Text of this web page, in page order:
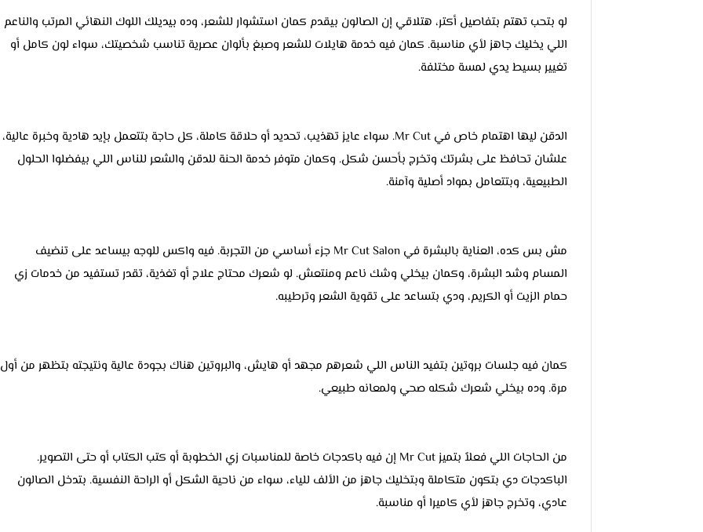
لو بتحب تهتم بتفاصيل أكتر، هتلاقي إن الصالون بيقدم كمان استشوار للشعر، وده بيديلك اللوك النهائي المرتب والناعم
اللي يخليك جاهز لأي مناسبة. كمان فيه خدمة هايلات للشعر وصبغ بألوان عصرية تناسب شخصيتك، سواء لون كامل أو
تغيير بسيط يدي لمسة مختلفة.
الدقن ليها اهتمام خاص في Mr Cut. سواء عايز تهذيب، تحديد أو حلاقة كاملة، كل حاجة بتتعمل بإيد هادية وخبرة عالية،
علشان تحافظ على بشرتك وتخرج بأحسن شكل. وكمان متوفر خدمة الحنة للدقن والشعر للناس اللي بيفضلوا الحلول
الطبيعية، وبتتعامل بمواد أصلية وآمنة.
مش بس كده، العناية بالبشرة في Mr Cut Salon جزء أساسي من التجربة. فيه واكس للوجه بيساعد على تنضيف
المسام وشد البشرة، وكمان بيخلي وشك ناعم ومنتعش. لو شعرك محتاج علاج أو تغذية، تقدر تستفيد من خدمات زي
حمام الزيت أو الكريم، ودي بتساعد على تقوية الشعر وترطيبه.
كمان فيه جلسات بروتين بتفيد الناس اللي شعرهم مجهد أو هايش، والبروتين هناك بجودة عالية ونتيجته بتظهر من أول
مرة. وده بيخلي شعرك شكله صحي ولمعانه طبيعي.
من الحاجات اللي فعلاً بتميز Mr Cut إن فيه باكدجات خاصة للمناسبات زي الخطوبة أو كتب الكتاب أو حتى التصوير.
الباكدجات دي بتكون متكاملة وبتخليك جاهز من الألف للياء، سواء من ناحية الشكل أو الراحة النفسية. بتدخل الصالون
عادي، وتخرج جاهز لأي كاميرا أو مناسبة.